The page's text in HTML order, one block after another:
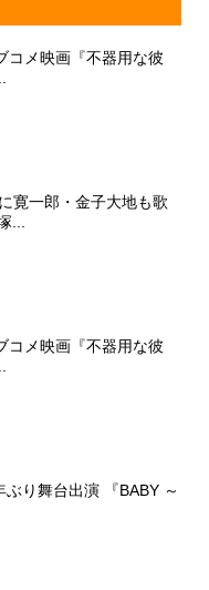
コメ映画『不器用な彼
寛一郎・金子大地も歌
...
コメ映画『不器用な彼
り舞台出演 『BABY ～